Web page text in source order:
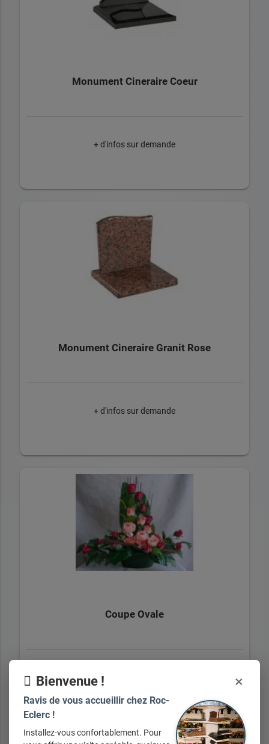
Monument Cineraire Coeur
+ d'infos sur demande
Monument Cineraire Granit Rose
+ d'infos sur demande
Coupe Ovale
+ d'infos sur demande
Bienvenue ! ×
Ravis de vous accueillir chez Roc-
Eclerc !
Installez-vous confortablement. Pour